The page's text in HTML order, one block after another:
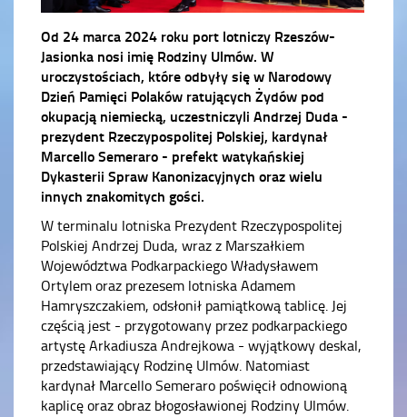
Od 24 marca 2024 roku port lotniczy Rzeszów-
Jasionka nosi imię Rodziny Ulmów. W
uroczystościach, które odbyły się w Narodowy
Dzień Pamięci Polaków ratujących Żydów pod
okupacją niemiecką, uczestniczyli Andrzej Duda -
prezydent Rzeczypospolitej Polskiej, kardynał
Marcello Semeraro - prefekt watykańskiej
Dykasterii Spraw Kanonizacyjnych oraz wielu
innych znakomitych gości.
W terminalu lotniska Prezydent Rzeczypospolitej
Polskiej Andrzej Duda, wraz z Marszałkiem
Województwa Podkarpackiego Władysławem
Ortylem oraz prezesem lotniska Adamem
Hamryszczakiem, odsłonił pamiątkową tablicę. Jej
częścią jest - przygotowany przez podkarpackiego
artystę Arkadiusza Andrejkowa - wyjątkowy deskal,
przedstawiający Rodzinę Ulmów. Natomiast
kardynał Marcello Semeraro poświęcił odnowioną
kaplicę oraz obraz błogosławionej Rodziny Ulmów.